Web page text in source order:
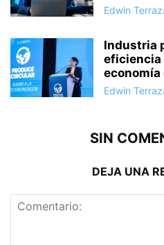
Edwin
Industria
eficiencia
Edwin
SIN
DEJA UNA